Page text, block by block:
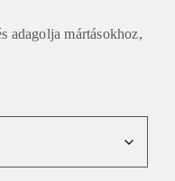
adagolja mártásokhoz,